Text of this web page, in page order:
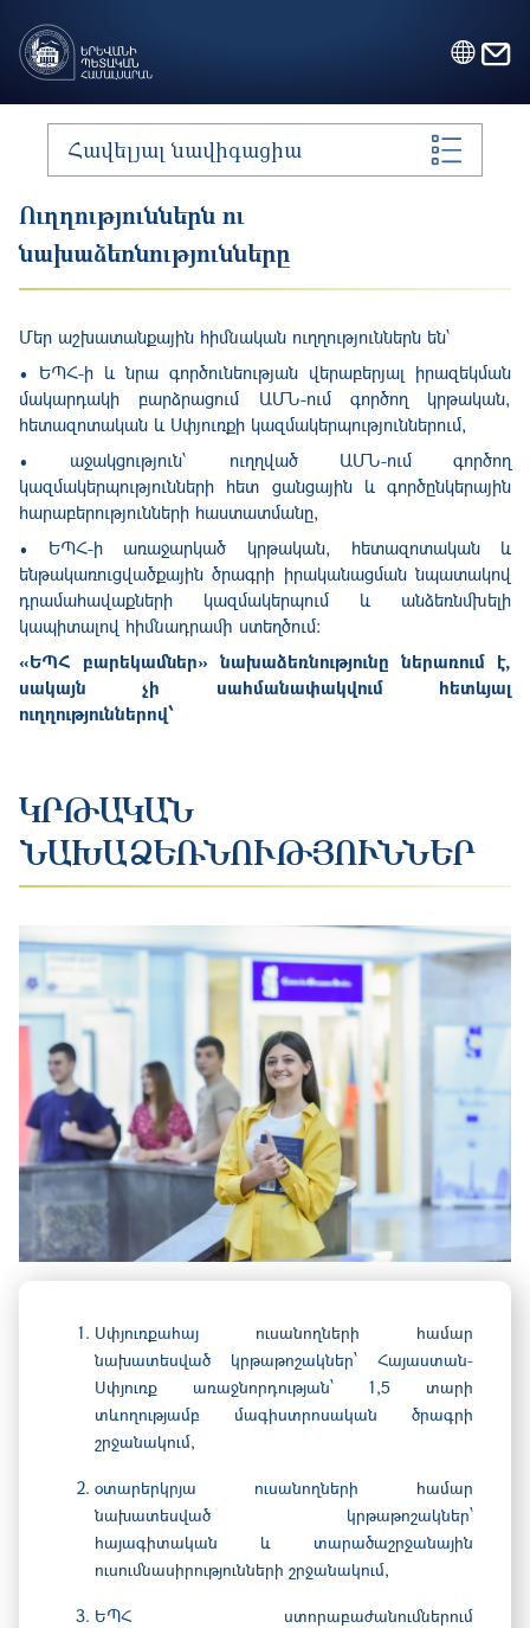
Հավելյալ նավիգացիա
Ուղղություններն ու
նախաձեռնությունները
Մեր աշխատանքային հիմնական ուղղություններն են՝
• ԵՊՀ-ի և նրա գործունեության վերաբերյալ իրազեկման
մակարդակի բարձրացում ԱՄՆ-ում գործող կրթական,
հետազոտական ​​և Սփյուռքի կազմակերպություններում,
• աջակցություն՝ ուղղված ԱՄՆ-ում գործող
կազմակերպությունների հետ ցանցային և գործընկերային
հարաբերությունների հաստատմանը,
• ԵՊՀ-ի առաջարկած կրթական, հետազոտական ​​և
ենթակառուցվածքային ծրագրի իրականացման նպատակով
դրամահավաքների կազմակերպում և անձեռնմխելի
կապիտալով հիմնադրամի ստեղծում։
«ԵՊՀ բարեկամներ» նախաձեռնությունը ներառում է,
սակայն չի սահմանափակվում հետևյալ
ուղղություններով՝
ԿՐԹԱԿԱՆ
ՆԱԽԱՁԵՌՆՈՒԹՅՈՒՆՆԵՐ
Սփյուռքահայ ուսանողների համար
նախատեսված կրթաթոշակներ՝ Հայաստան-
Սփյուռք առաջնորդության՝ 1,5 տարի
տևողությամբ մագիստրոսական ծրագրի
շրջանակում,
օտարերկրյա ուսանողների համար
նախատեսված կրթաթոշակներ՝
հայագիտական ​​և տարածաշրջանային
ուսումնասիրությունների շրջանակում,
ԵՊՀ ստորաբաժանումներում